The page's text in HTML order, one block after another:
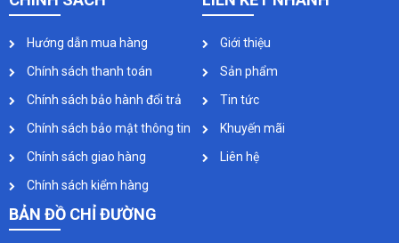
Hướng dẫn mua hàng
Chính sách thanh toán
Chính sách bảo hành đổi trả
Chính sách bảo mật thông tin
Chính sách giao hàng
Chính sách kiểm hàng
Giới thiệu
Sản phẩm
Tin tức
Khuyến mãi
Liên hệ
BẢN ĐỒ CHỈ ĐƯỜNG